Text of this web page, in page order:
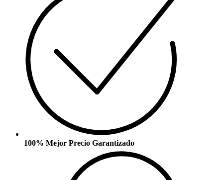
100% Mejor Precio Garantizado